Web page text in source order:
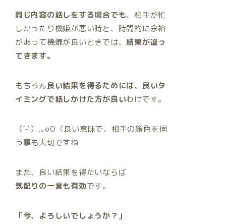
同じ内容の話しをする場合でも、相手が忙
しかったり機嫌が悪い時と、時間的に余裕
があって機嫌が良いときでは、結果が違っ
てきます。
もちろん良い結果を得るためには、良いタ
イミングで話しかけた方が良いわけです。
（´-`）.｡oO（良い意味で、相手の顔色を伺
う事も大切ですね
また、良い結果を得たいならば
気配りの一言も有効です。
「今、よろしいでしょうか？」